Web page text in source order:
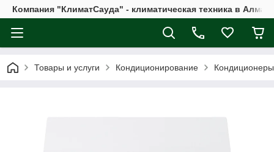
Компания "КлиматСауда" - климатическая техника в
Товары и услуги Кондиционирование